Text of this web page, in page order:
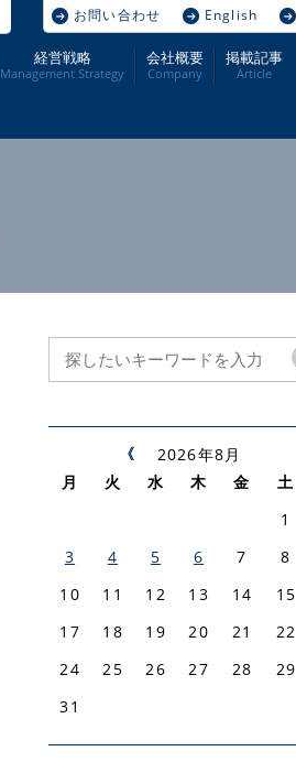
経営戦略
Management Strategy
会社概要
Company
掲載記事
Article
お問い合わせ English
2026年8月
月
火 水 木 金 土
1
3
4 5 6 7 8
10
11 12 13 14 15
17
18 19 20 21 22
24
25 26 27 28 29
31